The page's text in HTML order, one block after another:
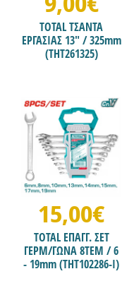
TOTAL ΤΣΑΝΤΑ
ΕΡΓΑΣΙΑΣ 13" / 325mm
(THT261325)
15,00€
TOTAL ΕΠΑΓΓ. ΣΕΤ
ΓΕΡΜ/ΓΩΝΑ 8ΤΕΜ / 6
- 19mm (THT102286-I)